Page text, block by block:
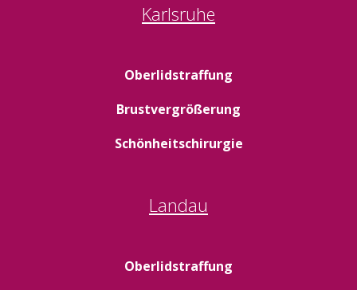
Karlsruhe
Oberlidstraffung
Brustvergrößerung
Schönheitschirurgie
Landau
Oberlidstraffung